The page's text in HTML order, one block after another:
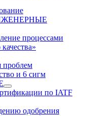
процессами
проблем
и 6 сигм
по IATF
одобрения